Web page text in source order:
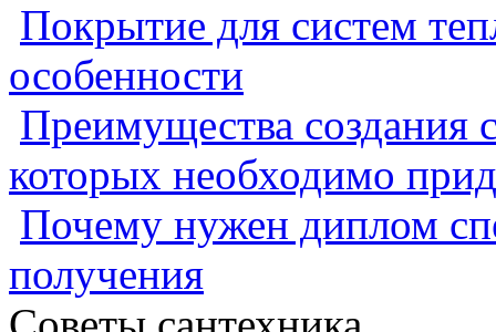
Покрытие для систем
особенности
Преимущества создания
которых необходимо
Почему нужен диплом
получения